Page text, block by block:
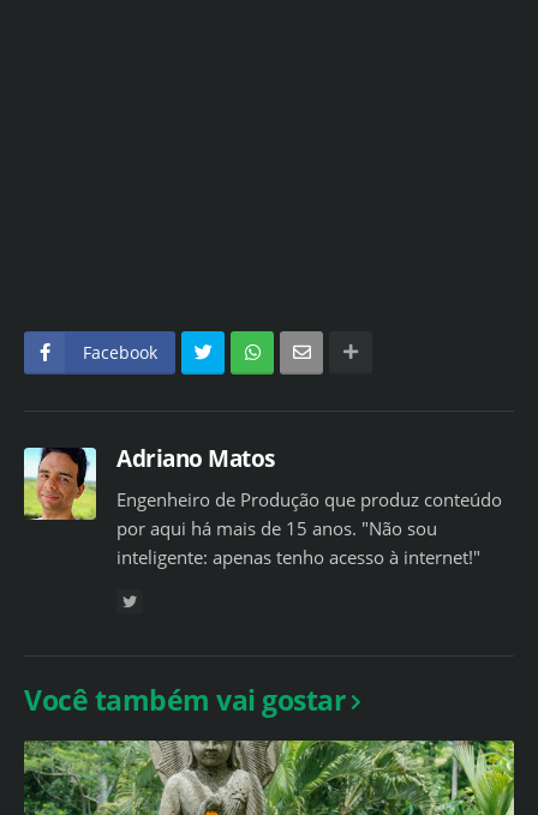
Facebook
Adriano Matos
Engenheiro de Produção que produz conteúdo
por aqui há mais de 15 anos. "Não sou
inteligente: apenas tenho acesso à internet!"
Você também vai gostar